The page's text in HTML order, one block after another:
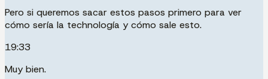
Pero si queremos sacar estos pasos primero para ver
cómo sería la technología y cómo sale esto.
19:33
Muy bien.